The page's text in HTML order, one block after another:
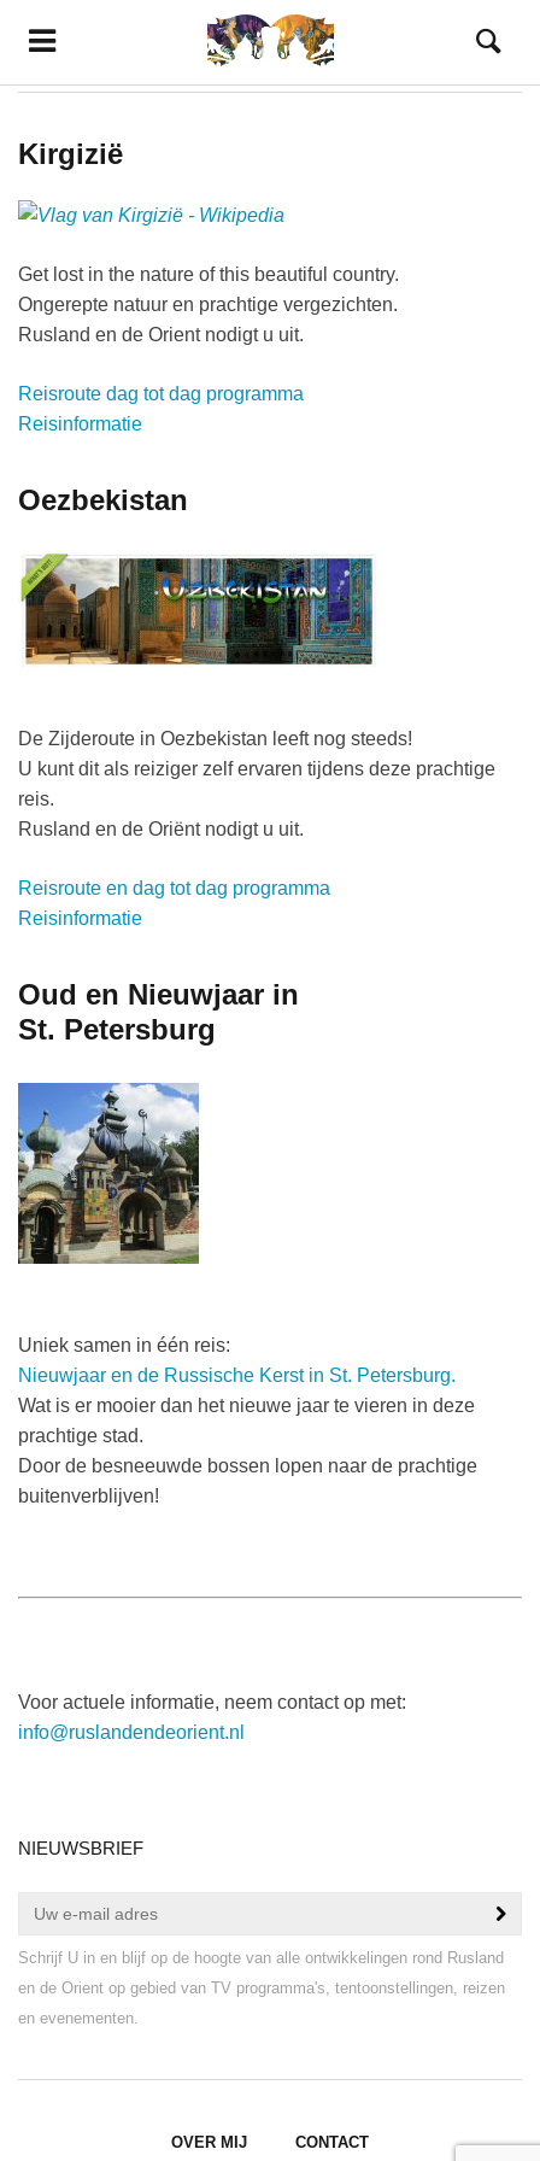
Reizen
Kirgizië
Get lost in the nature of this beautiful country.
Ongerepte natuur en prachtige vergezichten.
Rusland en de Orient nodigt u uit.
Reisroute dag tot dag programma
Reisinformatie
Oezbekistan
De Zijderoute in Oezbekistan leeft nog steeds!
U kunt dit als reiziger zelf ervaren tijdens deze prachtige
reis.
Rusland en de Oriënt nodigt u uit.
Reisroute en dag tot dag programma
Reisinformatie
Oud en Nieuwjaar in
St. Petersburg
Uniek samen in één reis:
Nieuwjaar en de Russische Kerst in St. Petersburg.
Wat is er mooier dan het nieuwe jaar te vieren in deze
prachtige stad.
Door de besneeuwde bossen lopen naar de prachtige
buitenverblijven!
Voor actuele informatie, neem contact op met:
info@ruslandendeorient.nl
NIEUWSBRIEF
Schrijf U in en blijf op de hoogte van alle ontwikkelingen rond Rusland
en de Orient op gebied van TV programma's, tentoonstellingen, reizen
en evenementen.
OVER MIJ CONTACT